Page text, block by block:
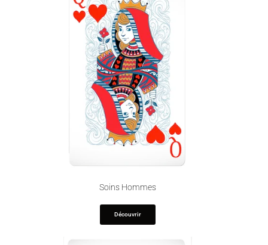
Soins Hommes
Découvrir